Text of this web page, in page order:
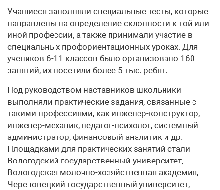
Учащиеся заполняли специальные тесты, которые
направлены на определение склонности к той или
иной профессии, а также принимали участие в
специальных профориентационных уроках. Для
учеников 6-11 классов было организовано 160
занятий, их посетили более 5 тыс. ребят.
Под руководством наставников школьники
выполняли практические задания, связанные с
такими профессиями, как инженер-конструктор,
инженер-механик, педагог-психолог, системный
администратор, финансовый аналитик и др.
Площадками для практических занятий стали
Вологодский государственный университет,
Вологодская молочно-хозяйственная академия,
Череповецкий государственный университет,